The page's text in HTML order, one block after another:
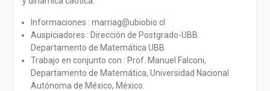
Informaciones : marriag@ubiobio.cl
Auspiciadores : Dirección de Postgrado-UBB.
Departamento de Matemática UBB.
Trabajo en conjunto con : Prof. Manuel Falconi,
Departamento de Matemática, Universidad Nacional
Autónoma de México, México.